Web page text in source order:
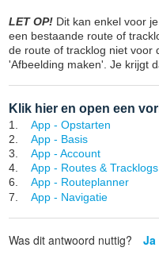
LET OP! Dit kan enkel voor
een bestaande route of
de route of tracklog niet voor
'Afbeelding maken'. Je krijgt
Klik hier en open een
1. App - Opstarten
2. App - Basis
3. App - Account
4. App - Routes & Tracklogs
6. App - Routeplanner
7. App - Navigatie
Was dit antwoord nuttig? Ja